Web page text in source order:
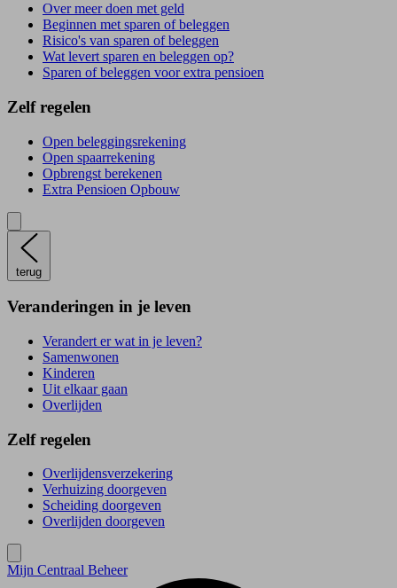
Over meer doen met geld
Beginnen met sparen of beleggen
Risico's van sparen of beleggen
Wat levert sparen en beleggen op?
Sparen of beleggen voor extra pensioen
Zelf regelen
Open beleggingsrekening
Open spaarrekening
Opbrengst berekenen
Extra Pensioen Opbouw
terug
Veranderingen in je leven
Verandert er wat in je leven?
Samenwonen
Kinderen
Uit elkaar gaan
Overlijden
Zelf regelen
Overlijdensverzekering
Verhuizing doorgeven
Scheiding doorgeven
Overlijden doorgeven
Mijn Centraal Beheer